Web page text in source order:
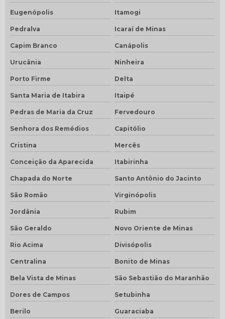
Eugenópolis Itamogi
Pedralva Icaraí de Minas
Capim Branco Canápolis
Urucânia Ninheira
Porto Firme Delta
Santa Maria de Itabira Itaipé
Pedras de Maria da Cruz Fervedouro
Senhora dos Remédios Capitólio
Cristina Mercês
Conceição da Aparecida Itabirinha
Chapada do Norte Santo Antônio do Jacinto
São Romão Virginópolis
Jordânia Rubim
São Geraldo Novo Oriente de Minas
Rio Acima Divisópolis
Centralina Bonito de Minas
Bela Vista de Minas São Sebastião do Maranhão
Dores de Campos Setubinha
Berilo Guaraciaba